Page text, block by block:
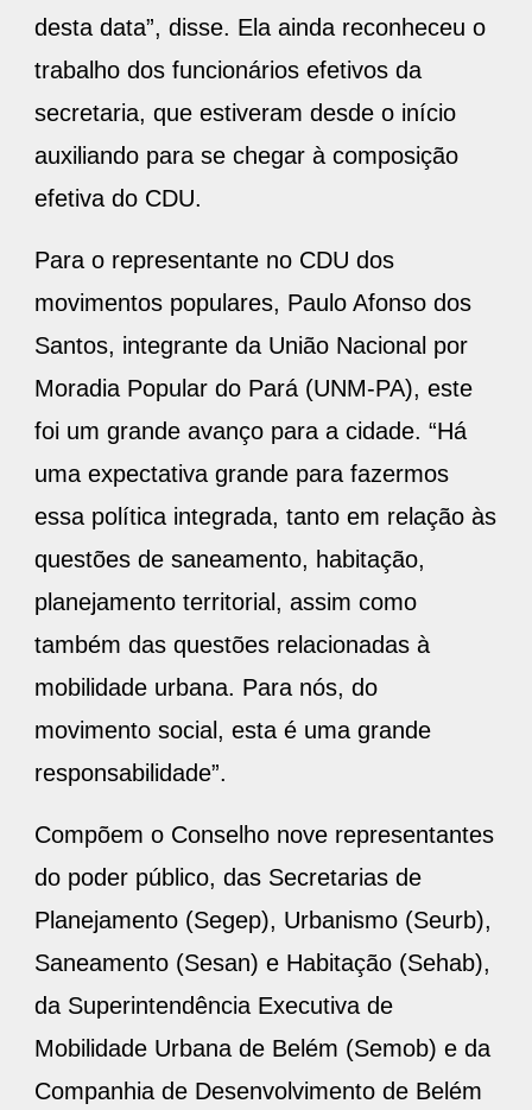
desta data”, disse. Ela ainda reconheceu o
trabalho dos funcionários efetivos da
secretaria, que estiveram desde o início
auxiliando para se chegar à composição
efetiva do CDU.
Para o representante no CDU dos
movimentos populares, Paulo Afonso dos
Santos, integrante da União Nacional por
Moradia Popular do Pará (UNM-PA), este
foi um grande avanço para a cidade. “Há
uma expectativa grande para fazermos
essa política integrada, tanto em relação às
questões de saneamento, habitação,
planejamento territorial, assim como
também das questões relacionadas à
mobilidade urbana. Para nós, do
movimento social, esta é uma grande
responsabilidade”.
Compõem o Conselho nove representantes
do poder público, das Secretarias de
Planejamento (Segep), Urbanismo (Seurb),
Saneamento (Sesan) e Habitação (Sehab),
da Superintendência Executiva de
Mobilidade Urbana de Belém (Semob) e da
Companhia de Desenvolvimento de Belém